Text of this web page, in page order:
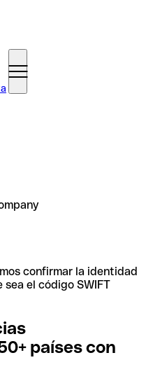
confirmar la identidad
el código SWIFT
países con